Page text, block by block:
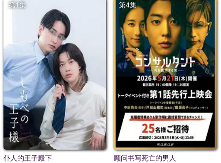
第1集
仆人的王子殿下
第4集
顾问书写死亡的男人